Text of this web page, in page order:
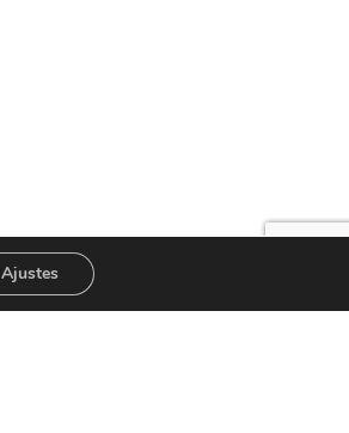
Ajustes